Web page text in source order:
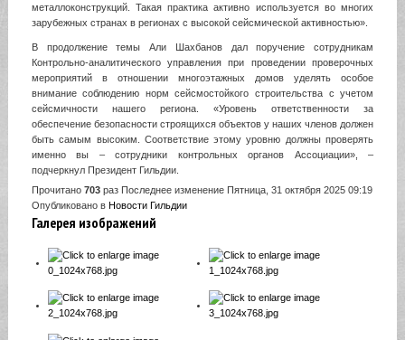
металлоконструкций. Такая практика активно используется во многих
зарубежных странах в регионах с высокой сейсмической активностью».
В продолжение темы Али Шахбанов дал поручение сотрудникам
Контрольно-аналитического управления при проведении проверочных
мероприятий в отношении многоэтажных домов уделять особое
внимание соблюдению норм сейсмостойкого строительства с учетом
сейсмичности нашего региона. «Уровень ответственности за
обеспечение безопасности строящихся объектов у наших членов должен
быть самым высоким. Соответствие этому уровню должны проверять
именно вы – сотрудники контрольных органов Ассоциации», –
подчеркнул Президент Гильдии.
Прочитано 703раз Последнее изменение Пятница, 31 октября 2025 09:19
Опубликовано в Новости Гильдии
Галерея изображений